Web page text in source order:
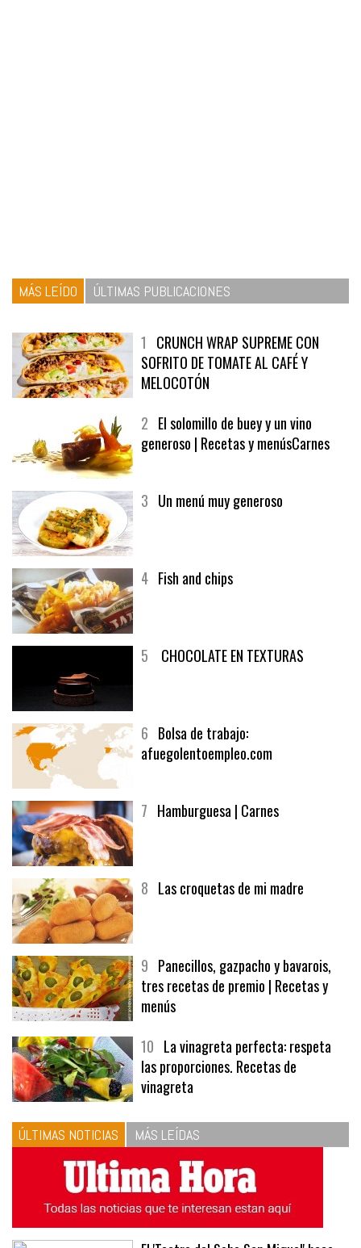
1CRUNCH WRAP SUPREME CON
SOFRITO DE TOMATE AL CAFÉ Y
MELOCOTÓN
2El solomillo de buey y un vino
6Bolsa de trabajo:
9Panecillos, gazpacho y bavarois,
tres recetas de premio | Recetas y
menús
10La vinagreta perfecta: respeta
las proporciones. Recetas de
vinagreta
ÚLTIMAS NOTICIAS MÁS LEÍDAS